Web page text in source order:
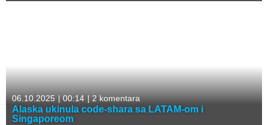
06.10.2025 |00:14 |2 komentara
Alaska ukinula code-shara sa LATAM-om i
Singaporeom